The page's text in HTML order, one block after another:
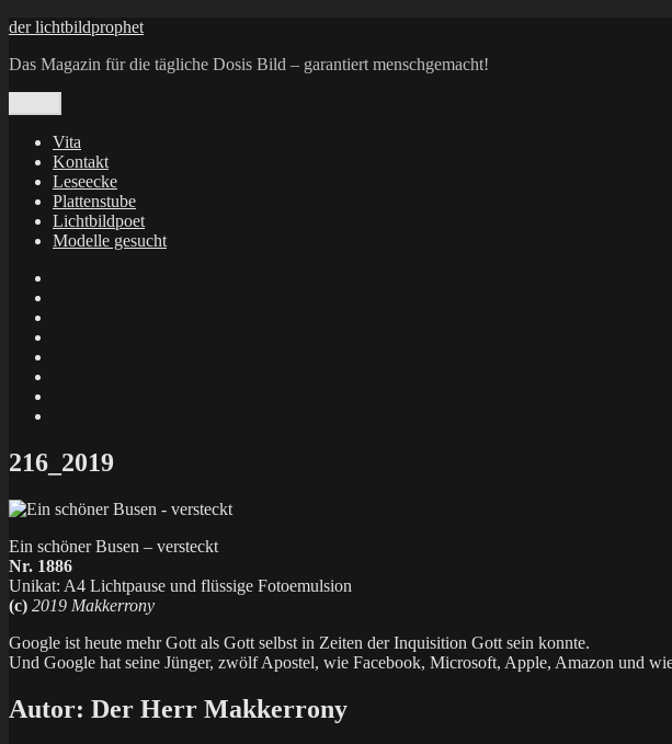
Zum
springen
der lichtbildprophet
Das Magazin für die tägliche Dosis Bild – garantiert menschgemacht!
Vita
Kontakt
Leseecke
Plattenstube
Lichtbildpoet
Modelle gesucht
X
216_2019
Ein schöner Busen – versteckt
Nr. 1886
Unikat: A4 Lichtpause und flüssige Fotoemulsion
(c) 2019 Makkerrony
Google ist heute mehr Gott als Gott selbst in Zeiten der Inquisition Gott sein konnte.
Und Google hat seine Jünger, zwölf Apostel, wie Facebook, Microsoft, Apple, Amazon und
Autor: Der Herr Makkerrony